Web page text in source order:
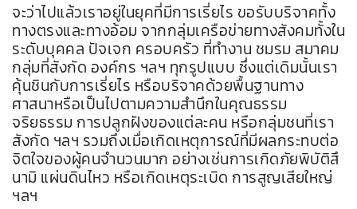
จะว่าไปแล้วเราอยู่ในยุคที่มีการเรี่ยไร ขอรับบริจาคทั้ง
ทางตรงและทางอ้อม จากกลุ่มเครือข่ายทางสังคมทั้งใน
ระดับบุคคล ปัจเจก ครอบครัว ที่ทำงาน ชมรม สมาคม
กลุ่มที่สังกัด องค์กร ฯลฯ ทุกรูปแบบ ซึ่งแต่เดิมนั้นเรา
คุ้นชินกับการเรี่ยไร หรือบริจาคด้วยพื้นฐานทาง
ศาสนาหรือเป็นไปตามความสำนึกในคุณธรรม
จริยธรรม การปลูกฝังของแต่ละคน หรือกลุ่มชนที่เรา
สังกัด ฯลฯ รวมถึงเมื่อเกิดเหตุการณ์ที่มีผลกระทบต่อ
จิตใจของผู้คนจำนวนมาก อย่างเช่นการเกิดภัยพิบัติสึ
นามิ แผ่นดินไหว หรือเกิดเหตุระเบิด การสูญเสียใหญ่
ฯลฯ